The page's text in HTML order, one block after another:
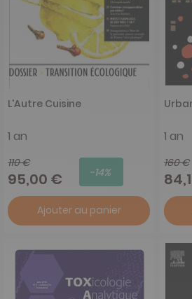
L'Autre Cuisine
1 an
110 €
95,00 € -14%
Ajouter au panier
1 an
160 €